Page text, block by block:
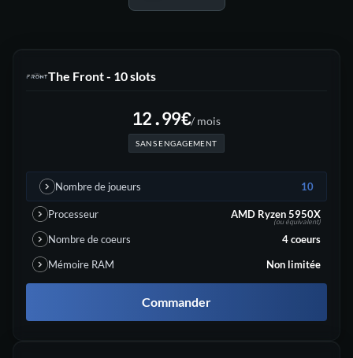
The Front - 10 slots
12.99€/ mois
SANS ENGAGEMENT
Nombre de joueurs 10
Processeur AMD Ryzen 5950X
(ou équivalent)
Nombre de coeurs 4coeurs
Mémoire RAM
Non limitée
Commander